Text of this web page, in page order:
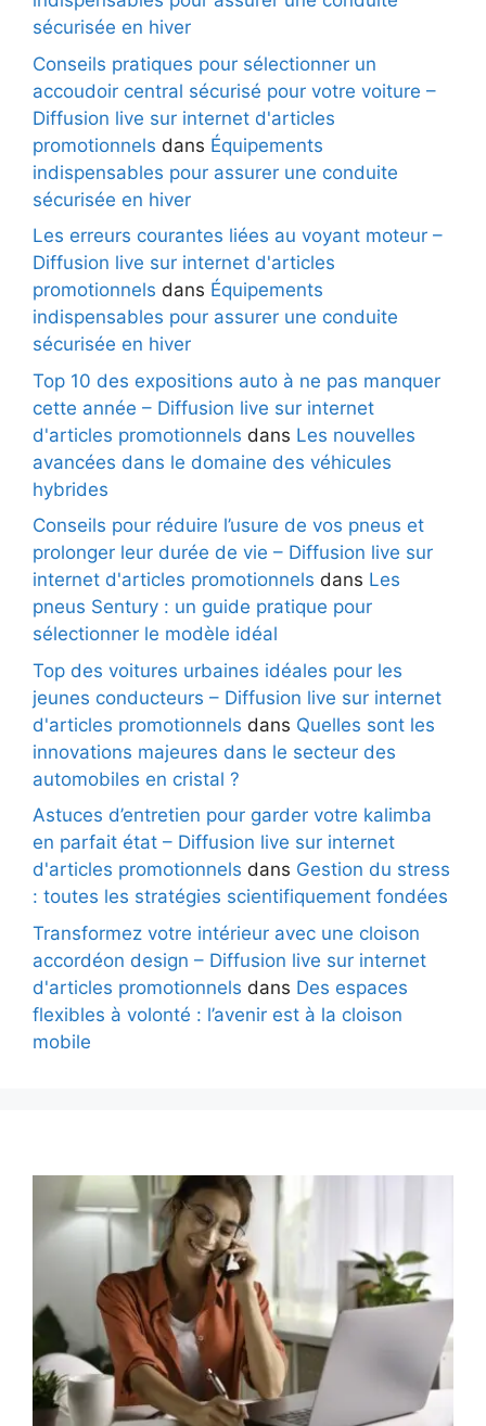
sécurisée en hiver
Conseils pratiques pour sélectionner un
accoudoir central sécurisé pour votre voiture –
Diffusion live sur internet d'articles
promotionnels dans Équipements
indispensables pour assurer une conduite
sécurisée en hiver
Les erreurs courantes liées au voyant moteur –
Diffusion live sur internet d'articles
promotionnels dans Équipements
indispensables pour assurer une conduite
sécurisée en hiver
Top 10 des expositions auto à ne pas manquer
cette année – Diffusion live sur internet
d'articles promotionnels dans Les nouvelles
avancées dans le domaine des véhicules
hybrides
Conseils pour réduire l’usure de vos pneus et
prolonger leur durée de vie – Diffusion live sur
internet d'articles promotionnels dans Les
pneus Sentury : un guide pratique pour
sélectionner le modèle idéal
Top des voitures urbaines idéales pour les
jeunes conducteurs – Diffusion live sur internet
d'articles promotionnels dans Quelles sont les
innovations majeures dans le secteur des
automobiles en cristal ?
Astuces d’entretien pour garder votre kalimba
en parfait état – Diffusion live sur internet
d'articles promotionnels dans Gestion du stress
: toutes les stratégies scientifiquement fondées
Transformez votre intérieur avec une cloison
accordéon design – Diffusion live sur internet
d'articles promotionnels dans Des espaces
flexibles à volonté : l’avenir est à la cloison
mobile